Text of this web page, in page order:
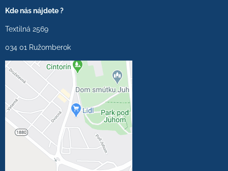
Kde nás nájdete ?
Textilná 2569
034 01 Ružomberok
Externý obsah je
blokovaný Voľbami
súkromia
Prajete si načítať externý
obsah?
Povoliť tentokrát